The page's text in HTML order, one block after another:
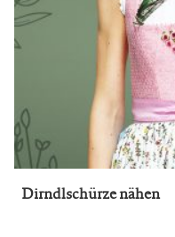
Dirndlschürze nähen